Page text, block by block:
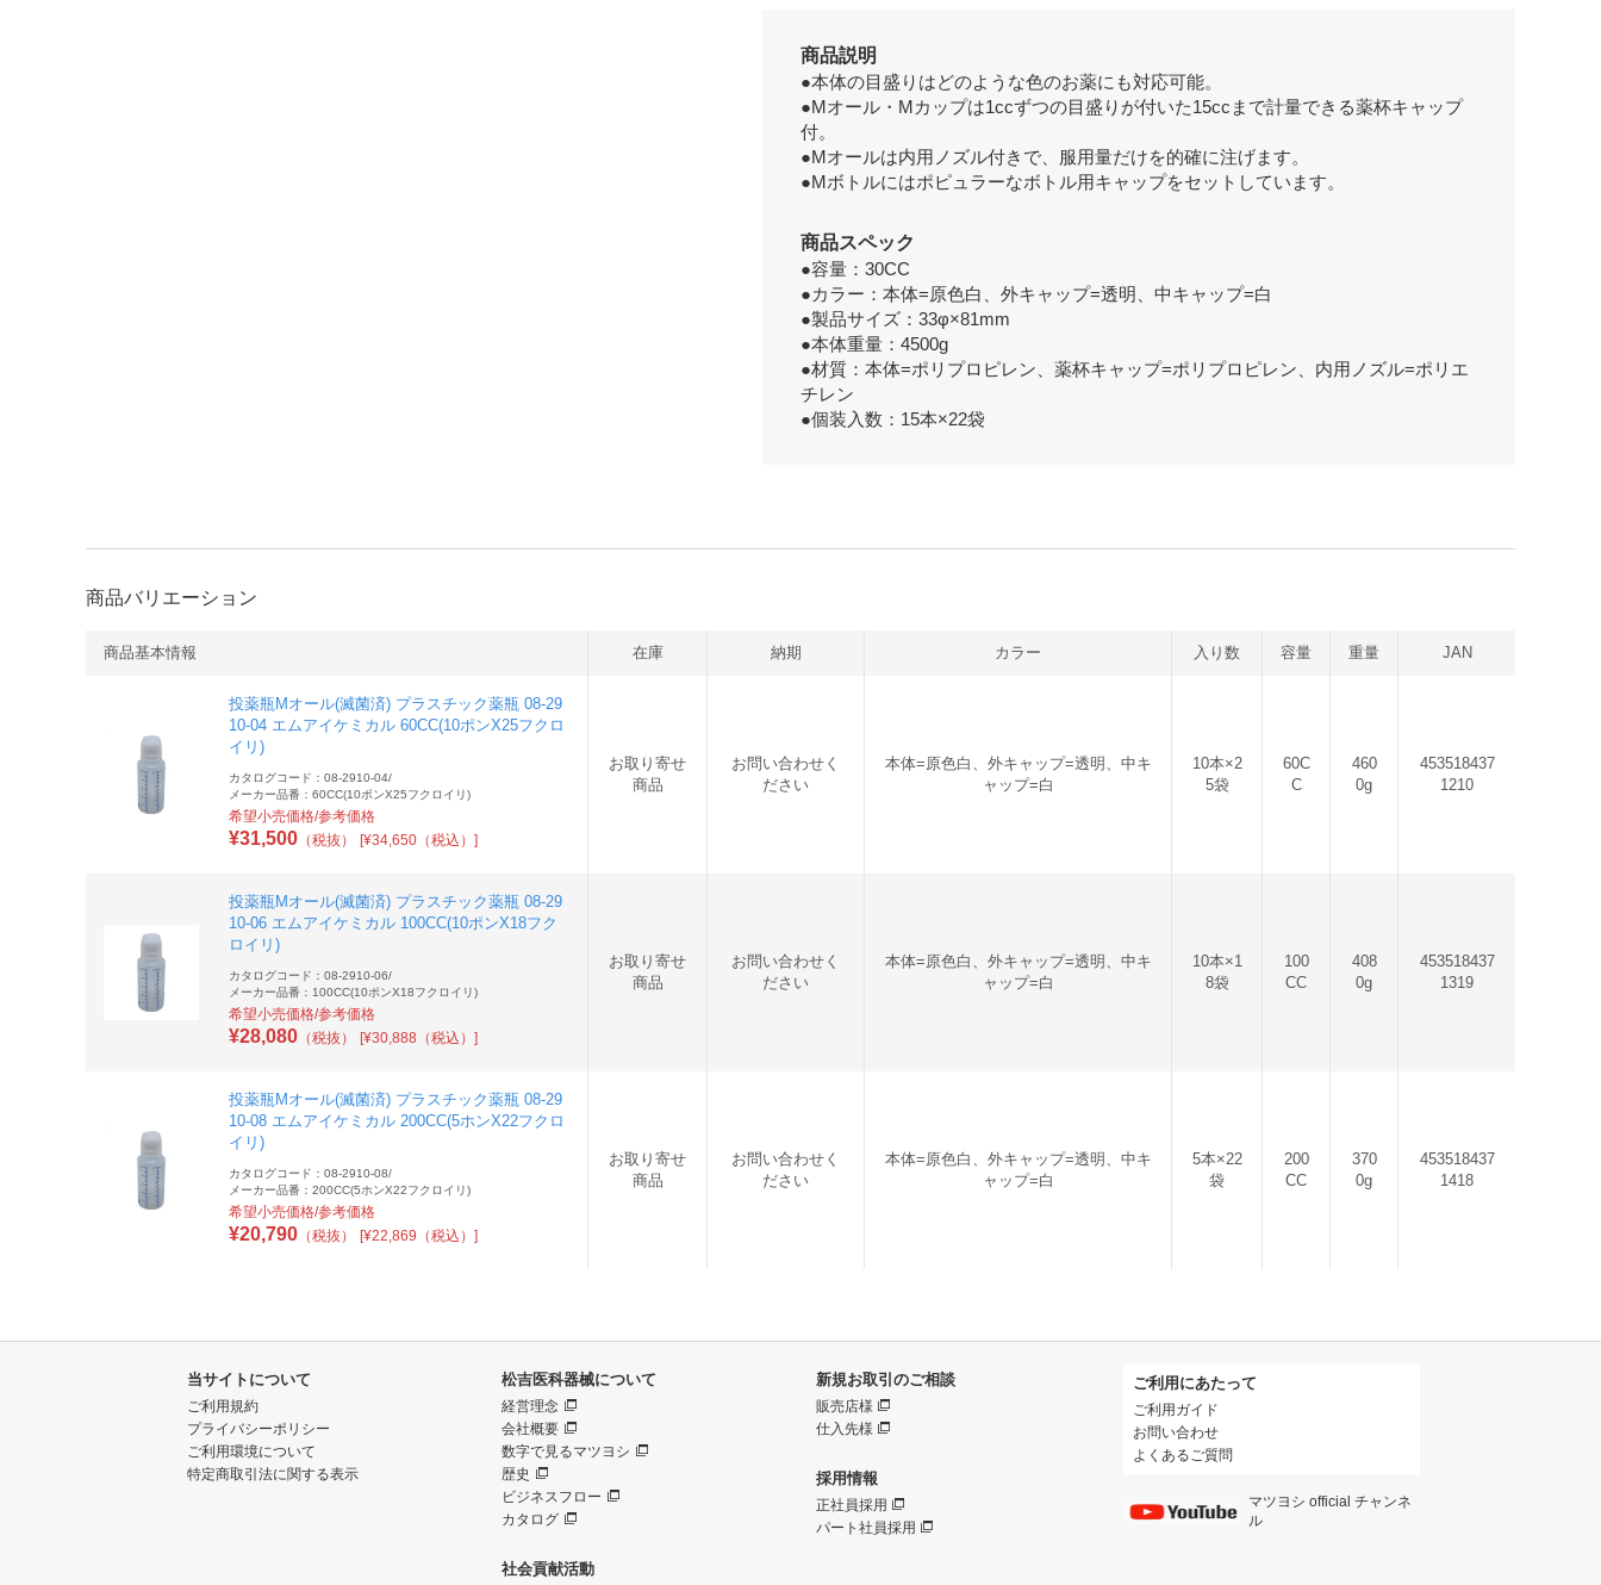
商品説明
●本体の目盛りはどのような色のお薬にも対応可能。
●Mオール・Mカップは1ccずつの目盛りが付いた15ccまで計量できる薬杯キャップ
付。
●Mオールは内用ノズル付きで、服用量だけを的確に注げます。
●Mボトルにはポピュラーなボトル用キャップをセットしています。
商品スペック
●容量：30CC
●カラー：本体=原色白、外キャップ=透明、中キャップ=白
●製品サイズ：33φ×81mm
●本体重量：4500g
●材質：本体=ポリプロピレン、薬杯キャップ=ポリプロピレン、内用ノズル=ポリエ
チレン
●個装入数：15本×22袋
商品バリエーション
商品基本情報 在庫 納期 カラー 入り数 容量 重量 JAN
投薬瓶Mオール(滅菌済) プラスチック薬瓶 08-29
10-04 エムアイケミカル 60CC(10ポンX25フクロ
イリ)
カタログコード：08-2910-04/
メーカー品番：60CC(10ポンX25フクロイリ)
希望小売価格/参考価格
¥31,500 （税抜） [¥34,650（税込）]
お取り寄せ
商品
お問い合わせく
ださい
本体=原色白、外キャップ=透明、中キ
ャップ=白
10本×2
5袋
60C
C
460
0g
453518437
1210
投薬瓶Mオール(滅菌済) プラスチック薬瓶 08-29
10-06 エムアイケミカル 100CC(10ポンX18フク
ロイリ)
カタログコード：08-2910-06/
メーカー品番：100CC(10ポンX18フクロイリ)
希望小売価格/参考価格
¥28,080 （税抜） [¥30,888（税込）]
お取り寄せ
商品
お問い合わせく
ださい
本体=原色白、外キャップ=透明、中キ
ャップ=白
10本×1
8袋
100
CC
408
0g
453518437
1319
投薬瓶Mオール(滅菌済) プラスチック薬瓶 08-29
10-08 エムアイケミカル 200CC(5ホンX22フクロ
イリ)
カタログコード：08-2910-08/
メーカー品番：200CC(5ホンX22フクロイリ)
希望小売価格/参考価格
¥20,790 （税抜） [¥22,869（税込）]
お取り寄せ
商品
お問い合わせく
ださい
本体=原色白、外キャップ=透明、中キ
ャップ=白
5本×22
袋
200
CC
370
0g
453518437
1418
当サイトについて
ご利用規約
プライバシーポリシー
ご利用環境について
特定商取引法に関する表示
松吉医科器械について
経営理念
会社概要
数字で見るマツヨシ
歴史
ビジネスフロー
カタログ
社会貢献活動
新規お取引のご相談
販売店様
仕入先様
採用情報
正社員採用
パート社員採用
ご利用にあたって
ご利用ガイド
お問い合わせ
よくあるご質問
マツヨシ official チャンネ
ル